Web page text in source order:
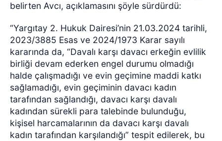
belirten Avcı, açıklamasını şöyle sürdürdü:
“Yargıtay 2. Hukuk Dairesi’nin 21.03.2024 tarihli,
2023/3885 Esas ve 2024/1973 Karar sayılı
kararında da, “Davalı karşı davacı erkeğin evlilik
birliği devam ederken engel durumu olmadığı
halde çalışmadığı ve evin geçimine maddi katkı
sağlamadığı, evin geçiminin davacı kadın
tarafından sağlandığı, davacı karşı davalı
kadından sürekli para talebinde bulunduğu,
kişisel harcamalarının da davacı karşı davalı
kadın tarafından karşılandığı” tespit edilerek, bu